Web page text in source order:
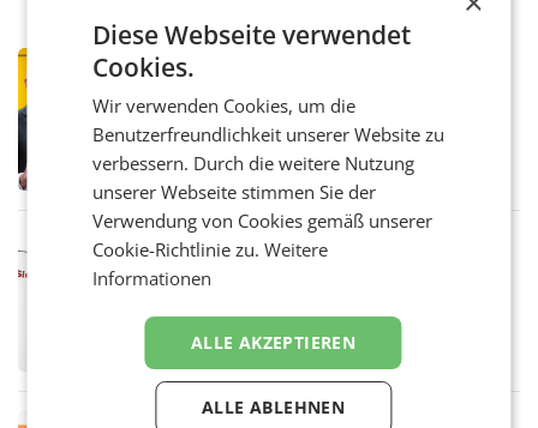
PRIMENEWS
Österreichische Post: Umsatzplus im
ersten Halbjahr trotz schwachem
Briefgeschäft
WIEN Die Österreichische Post AG hat im
ersten Halbjahr 2026 einen Konzernumsatz
von 1.544,0 Mio. EUR erwirtschaftet, was
einem Plus von 3,8 Prozent gegenüber dem
Vergleichszeitraum
MARKETING & MEDIA
ProSiebenSat.1 spart und macht
UNTERFÖHRING/MAILAND/AMSTERDAM. Der
Fernsehkonzern ProSiebenSat.1 hat im
Frühjahr dank Kostensenkungen operativ
wieder Gewinn gemacht und die
Markterwartung deutlich übertroffen.
Diese Webseite verwendet
Cookies.
Wir verwenden Cookies, um die
Benutzerfreundlichkeit unserer Website zu
verbessern. Durch die weitere Nutzung
unserer Webseite stimmen Sie der
Verwendung von Cookies gemäß unserer
Cookie-Richtlinie zu.Weitere
Informationen
ALLE AKZEPTIEREN
ALLE ABLEHNEN